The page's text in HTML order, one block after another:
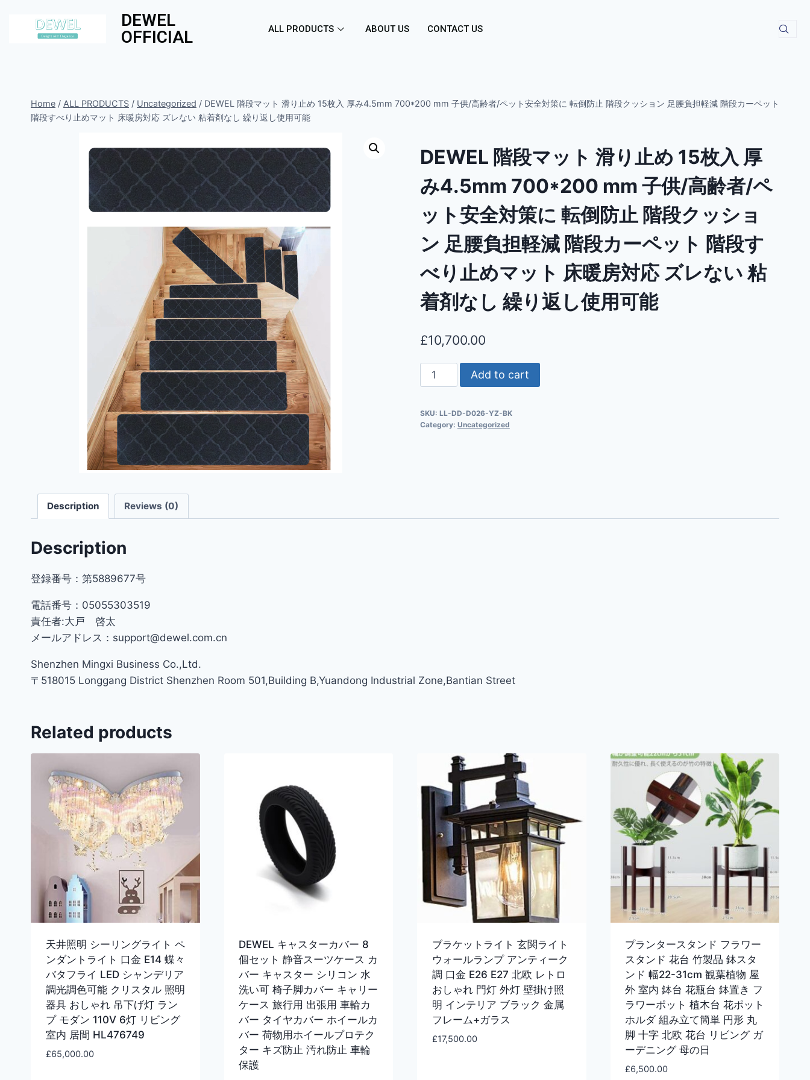
DEWEL
OFFICIAL
ALL PRODUCTS ABOUT US CONTACT US
Home / ALL PRODUCTS / Uncategorized / DEWEL 階段マット 滑り止め 15枚入 厚み4.5mm 700*200 mm 子供/高齢者/ペット安全対策に 転倒防止 階段クッション 足腰負担軽減 階段カーペット
階段すべり止めマット 床暖房対応 ズレない 粘着剤なし 繰り返し使用可能
DEWEL 階段マット 滑り止め 15枚入 厚
み4.5mm 700*200 mm 子供/高齢者/ペ
ット安全対策に 転倒防止 階段クッショ
ン 足腰負担軽減 階段カーペット 階段す
べり止めマット 床暖房対応 ズレない 粘
着剤なし 繰り返し使用可能
£10,700.00
Add to cart
SKU: LL-DD-D026-YZ-BK
Category: Uncategorized
Description Reviews (0)
Description
登録番号：第5889677号
電話番号：05055303519
責任者:大戸 啓太
メールアドレス：support@dewel.com.cn
Shenzhen Mingxi Business Co.,Ltd.
〒518015 Longgang District Shenzhen Room 501,Building B,Yuandong Industrial Zone,Bantian Street
Related products
天井照明 シーリングライト ペ
ンダントライト 口金 E14 蝶々
バタフライ LED シャンデリア
調光調色可能 クリスタル 照明
器具 おしゃれ 吊下げ灯 ラン
プ モダン 110V 6灯 リビング
室内 居間 HL476749
£65,000.00
DEWEL キャスターカバー 8
個セット 静音スーツケース カ
バー キャスター シリコン 水
洗い可 椅子脚カバー キャリー
ケース 旅行用 出張用 車輪カ
バー タイヤカバー ホイールカ
バー 荷物用ホイールプロテク
ター キズ防止 汚れ防止 車輪
保護
ブラケットライト 玄関ライト
ウォールランプ アンティーク
調 口金 E26 E27 北欧 レトロ
おしゃれ 門灯 外灯 壁掛け照
明 インテリア ブラック 金属
フレーム+ガラス
£17,500.00
プランタースタンド フラワー
スタンド 花台 竹製品 鉢スタ
ンド 幅22-31cm 観葉植物 屋
外 室内 鉢台 花瓶台 鉢置き フ
ラワーポット 植木台 花ポット
ホルダ 組み立て簡単 円形 丸
脚 十字 北欧 花台 リビング ガ
ーデニング 母の日
£6,500.00